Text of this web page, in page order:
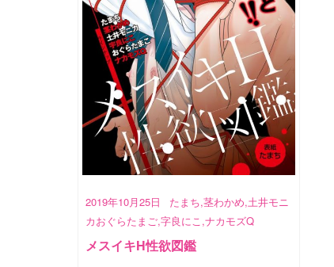
2019年10月25日
たまち,茎わかめ,土井モニ
カおぐらたまご,字良にこ,ナカモズQ
メスイキH性欲図鑑